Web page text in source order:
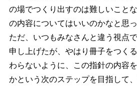
の場でつくり出すのは難しいこと
の内容についてはいいのかなと思っ
ただ、いつもみなさんと違う視点
申し上げたが、やはり冊子をつく
わらないように、この指針の内容
かという次のステップを目指して